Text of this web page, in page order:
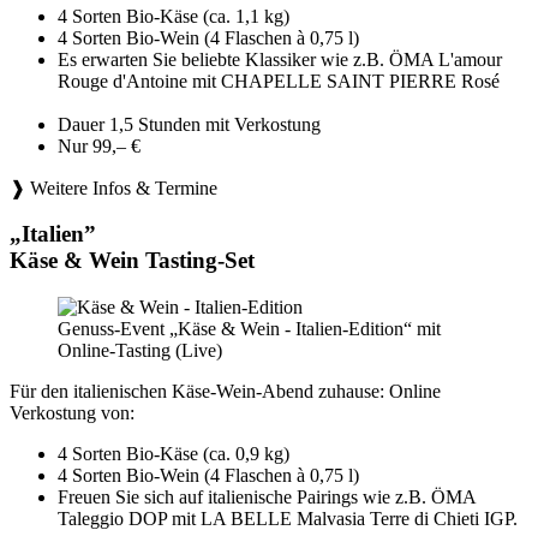
4 Sorten Bio-Käse (ca. 1,1 kg)
4 Sorten Bio-Wein (4 Flaschen à 0,75 l)
Es erwarten Sie beliebte Klassiker wie z.B. ÖMA L'amour
Rouge d'Antoine mit CHAPELLE SAINT PIERRE Rosé
Dauer 1,5 Stunden mit Verkostung
Nur 99,– €
❱ Weitere Infos & Termine
„Italien”
Käse & Wein Tasting-Set
Genuss-Event „Käse & Wein - Italien-Edition“ mit
Online-Tasting (Live)
Für den italienischen Käse-Wein-Abend zuhause: Online
Verkostung von:
4 Sorten Bio-Käse (ca. 0,9 kg)
4 Sorten Bio-Wein (4 Flaschen à 0,75 l)
Freuen Sie sich auf italienische Pairings wie z.B. ÖMA
Taleggio DOP mit LA BELLE Malvasia Terre di Chieti IGP.